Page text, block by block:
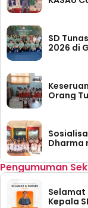
SD
2026 di
Orang
Dharma
Pengumuman
Selamat
Kepala